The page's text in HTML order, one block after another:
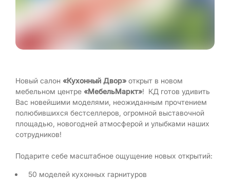
Новый салон «Кухонный Двор»открыт в новом
мебельном центре «МебельМаркт»! КД готов удивить
Вас новейшими моделями, неожиданным прочтением
полюбившихся бестселлеров, огромной выставочной
площадью, новогодней атмосферой и улыбками наших
сотрудников!
Подарите себе масштабное ощущение новых открытий:
50 моделей кухонных гарнитуров